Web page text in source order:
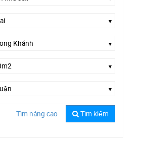
Tìm nâng cao Tìm kiếm